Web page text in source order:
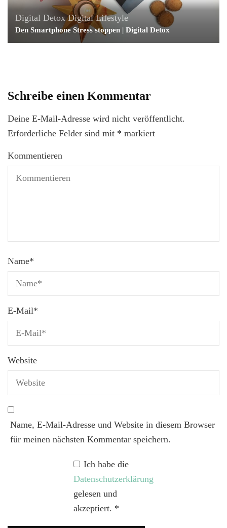
Digital Detox Digital Lifestyle
Den Smartphone Stress stoppen | Digital Detox
Schreibe einen Kommentar
Deine E-Mail-Adresse wird nicht veröffentlicht.
Erforderliche Felder sind mit * markiert
Kommentieren
Name*
E-Mail*
Website
Name, E-Mail-Adresse und Website in diesem Browser
für meinen nächsten Kommentar speichern.
Ich habe die
Datenschutzerklärung
gelesen und
akzeptiert. *